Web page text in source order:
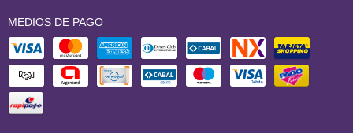
MEDIOS DE PAGO